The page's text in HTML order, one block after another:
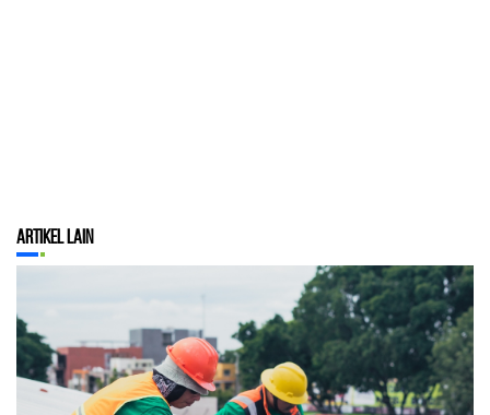
Artikel Lain